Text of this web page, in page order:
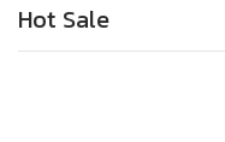
Hot Sale